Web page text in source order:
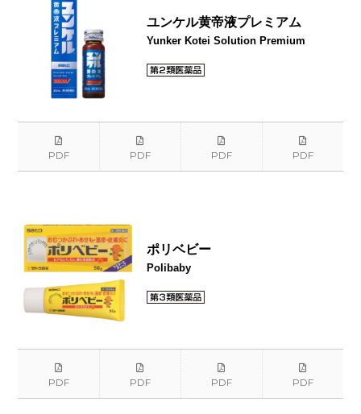
ユンケル黄帝液プレミアム
Yunker Kotei Solution Premium
PDF PDF PDF PDF
ポリベビー
Polibaby
PDF PDF PDF PDF